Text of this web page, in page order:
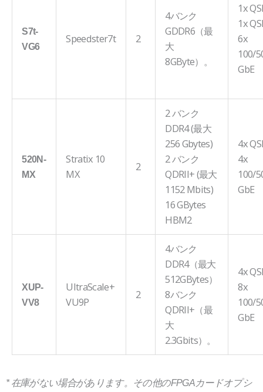
S7t-
VG6
Speedster7t 2
4バンク
GDDR6（最
大
8GByte）。
1x
1x
6x
100/
GbE
520N-
MX
Stratix 10
MX
2
2 バンク
DDR4 (最大
256 Gbytes)
2 バンク
QDRII+ (最大
1152 Mbits)
16 GBytes
HBM2
4x
4x
100/
GbE
XUP-
VV8
UltraScale+
VU9P
2
4バンク
DDR4（最大
512GBytes）
8バンク
QDRII+（最
大
2.3Gbits）。
4x
8x
100/
GbE
* 在庫がない場合があります。その他のFPGAカードオプシ